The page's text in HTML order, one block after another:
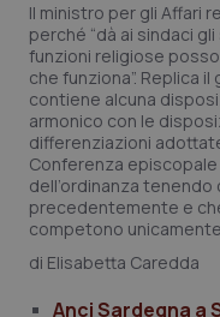
Il ministro per gli Affari
perché “dà ai sindaci
funzioni religiose
che funziona”. Replica
contiene alcuna
armonico con le
differenziazioni
Conferenza
dell’ordinanza
precedentemente e
competono
Elisabetta Caredda
Anci Sardegna a